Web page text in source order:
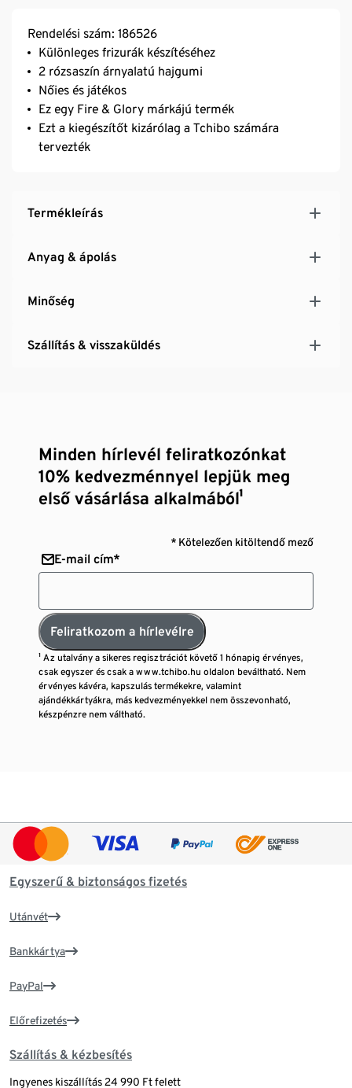
Rendelési szám: 186526
Különleges frizurák készítéséhez
2 rózsaszín árnyalatú hajgumi
Nőies és játékos
Ez egy Fire & Glory márkájú termék
Ezt a kiegészítőt kizárólag a Tchibo számára
tervezték
Termékleírás
Anyag & ápolás
Minőség
Szállítás & visszaküldés
Minden hírlevél feliratkozónkat
10% kedvezménnyel lepjük meg
első vásárlása alkalmából¹
* Kötelezően kitöltendő mező
E-mail cím*
Feliratkozom a hírlevélre
¹ Az utalvány a sikeres regisztrációt követő 1 hónapig érvényes,
csak egyszer és csak a www.tchibo.hu oldalon beváltható. Nem
érvényes kávéra, kapszulás termékekre, valamint
ajándékkártyákra, más kedvezményekkel nem összevonható,
készpénzre nem váltható.
Egyszerű & biztonságos fizetés
Utánvét
Bankkártya
PayPal
Előrefizetés
Szállítás & kézbesítés
Ingyenes kiszállítás 24 990 Ft felett